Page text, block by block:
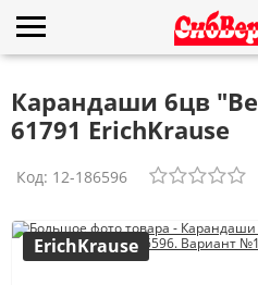
Карандаши 6цв
61791 ErichKrause
Код: 12-186596
ErichKrause